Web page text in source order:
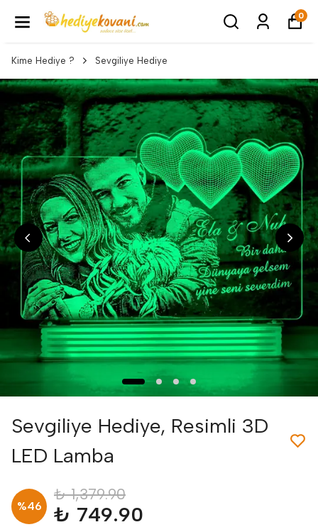
0
Kime Hediye ? Sevgiliye Hediye
Sevgiliye Hediye, Resimli 3D
LED Lamba
%46
₺ 1,379.90
₺ 749.90